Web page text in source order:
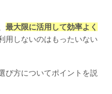
最大限に活用して効率よく
用しないのはもったいない
び方についてポイントを説